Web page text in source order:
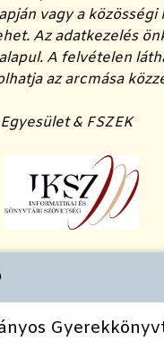
vagy a közösségi
Az adatkezelés
A felvételen
az arcmása
& FSZEK